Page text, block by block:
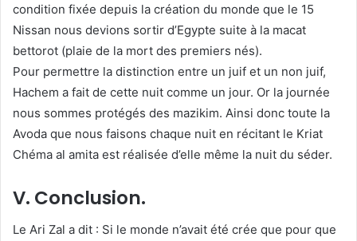
condition fixée depuis la création du monde que le 15
Nissan nous devions sortir d’Egypte suite à la macat
bettorot (plaie de la mort des premiers nés).
Pour permettre la distinction entre un juif et un non juif,
Hachem a fait de cette nuit comme un jour. Or la journée
nous sommes protégés des mazikim. Ainsi donc toute la
Avoda que nous faisons chaque nuit en récitant le Kriat
Chéma al amita est réalisée d’elle même la nuit du séder.
V. Conclusion.
Le Ari Zal a dit : Si le monde n’avait été crée que pour que